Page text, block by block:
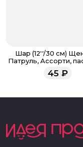
Шар (12''/30 см)
Патруль, Ассорти,
45 ₽